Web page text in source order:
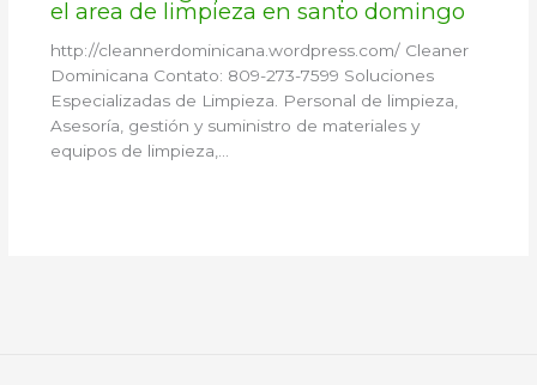
el area de limpieza en santo domingo
http://cleannerdominicana.wordpress.com/ Cleaner
Dominicana Contato: 809-273-7599 Soluciones
Especializadas de Limpieza. Personal de limpieza,
Asesoría, gestión y suministro de materiales y
equipos de limpieza,…